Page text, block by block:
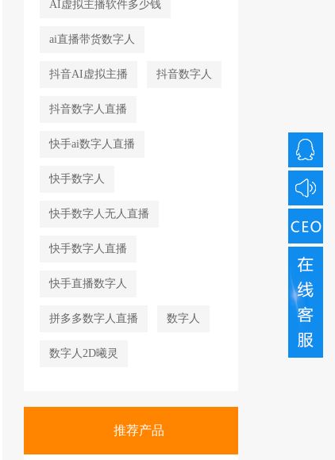
AI虚拟主播软件多少钱
ai直播带货数字人
抖音AI虚拟主播 抖音数字人
抖音数字人直播
快手ai数字人直播
快手数字人
快手数字人无人直播
快手数字人直播
快手直播数字人
拼多多数字人直播 数字人
数字人2D曦灵
推荐产品